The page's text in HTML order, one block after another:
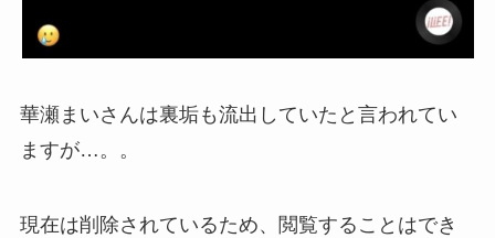
華瀬まいさんは裏垢も流出していたと言われてい
ますが…。。
現在は削除されているため、閲覧することはでき